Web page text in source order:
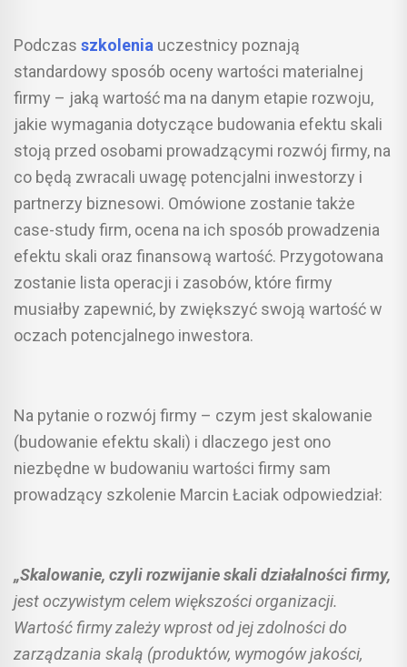
Podczas szkolenia uczestnicy poznają
standardowy sposób oceny wartości materialnej
firmy – jaką wartość ma na danym etapie rozwoju,
jakie wymagania dotyczące budowania efektu skali
stoją przed osobami prowadzącymi rozwój firmy, na
co będą zwracali uwagę potencjalni inwestorzy i
partnerzy biznesowi. Omówione zostanie także
case-study firm, ocena na ich sposób prowadzenia
efektu skali oraz finansową wartość. Przygotowana
zostanie lista operacji i zasobów, które firmy
musiałby zapewnić, by zwiększyć swoją wartość w
oczach potencjalnego inwestora.
Na pytanie o rozwój firmy – czym jest skalowanie
(budowanie efektu skali) i dlaczego jest ono
niezbędne w budowaniu wartości firmy sam
prowadzący szkolenie Marcin Łaciak odpowiedział:
„Skalowanie, czyli rozwijanie skali działalności firmy,
jest oczywistym celem większości organizacji.
Wartość firmy zależy wprost od jej zdolności do
zarządzania skalą (produktów, wymogów jakości,